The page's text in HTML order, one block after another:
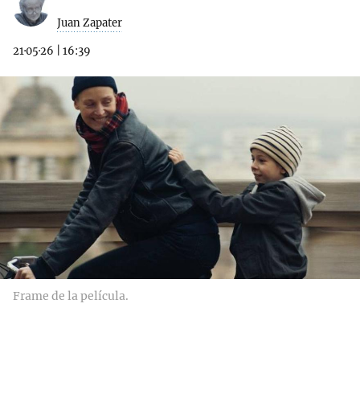
Juan Zapater
21·05·26 16:39
Frame de la película.